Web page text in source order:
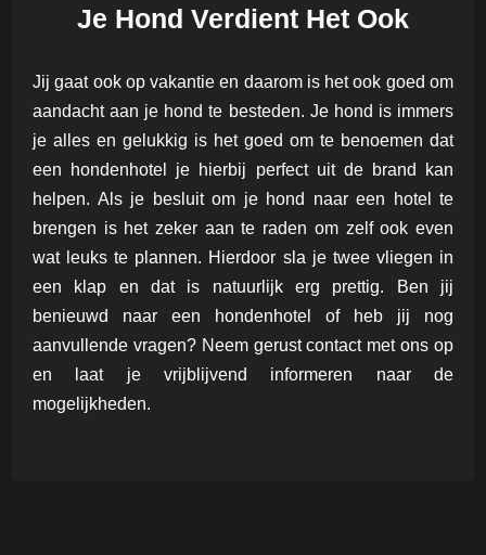
Je Hond Verdient Het Ook
Jij gaat ook op vakantie en daarom is het ook goed om
aandacht aan je hond te besteden. Je hond is immers
je alles en gelukkig is het goed om te benoemen dat
een hondenhotel je hierbij perfect uit de brand kan
helpen. Als je besluit om je hond naar een hotel te
brengen is het zeker aan te raden om zelf ook even
wat leuks te plannen. Hierdoor sla je twee vliegen in
een klap en dat is natuurlijk erg prettig. Ben jij
benieuwd naar een hondenhotel of heb jij nog
aanvullende vragen? Neem gerust contact met ons op
en laat je vrijblijvend informeren naar de
mogelijkheden.